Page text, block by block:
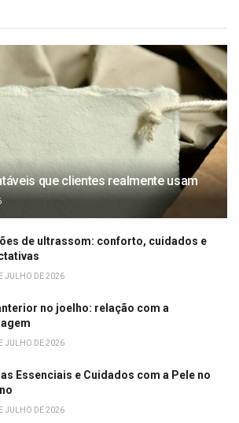
que clientes realmente usam
de ultrassom: conforto, cuidados e
JULHO DE 2026
no joelho: relação com a
JULHO DE 2026
Essenciais e Cuidados com a Pele no
JULHO DE 2026